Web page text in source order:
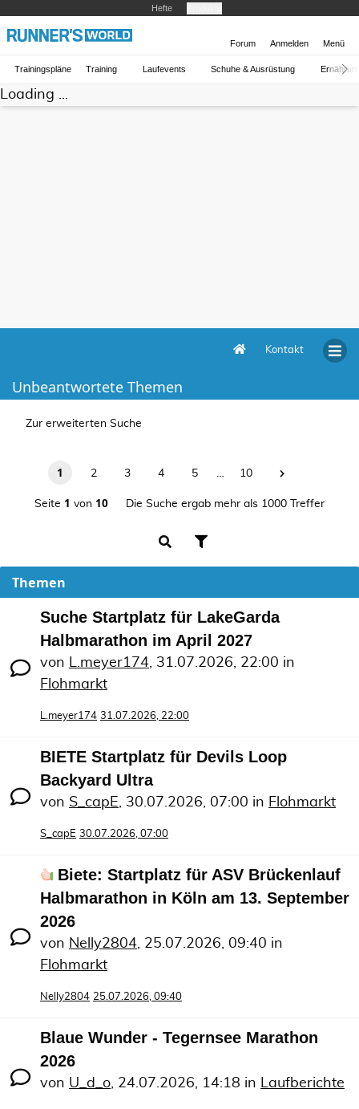
Hefte
Forum Anmelden Menü
Trainingspläne Training Laufevents Schuhe & Ausrüstung
Loading ...
Kontakt
Unbeantwortete Themen
Zur erweiterten Suche
1 2 3 4 5 … 10
Seite 1 von 10 Die Suche ergab mehr als 1000 Treffer
Themen
Suche Startplatz für LakeGarda
Halbmarathon im April 2027
von L.meyer174, 31.07.2026, 22:00 in
Flohmarkt
L.meyer174 31.07.2026, 22:00
BIETE Startplatz für Devils Loop
Backyard Ultra
von S_capE, 30.07.2026, 07:00 in Flohmarkt
S_capE 30.07.2026, 07:00
Biete: Startplatz für ASV Brückenlauf
Halbmarathon in Köln am 13. September
2026
von Nelly2804, 25.07.2026, 09:40 in
Flohmarkt
Nelly2804 25.07.2026, 09:40
Blaue Wunder - Tegernsee Marathon
2026
von U_d_o, 24.07.2026, 14:18 in Laufberichte